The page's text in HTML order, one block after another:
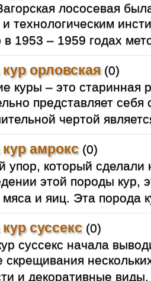
лососевая
технологическим
в 1953 – 1959 годах
орловская(0)
куры – это старинная
представляет
чертой
амрокс(0)
упор, который сделали
этой породы кур,
мяса и яиц. Эта порода
суссекс(0)
суссекс начала
скрещивания
и декоративные